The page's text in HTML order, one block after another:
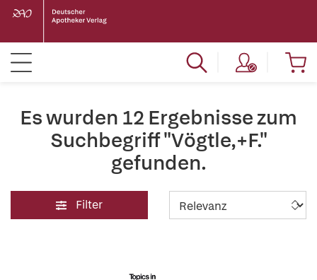
Es wurden 12 Ergebnisse zum
Suchbegriff "Vögtle,+F."
gefunden.
Filter